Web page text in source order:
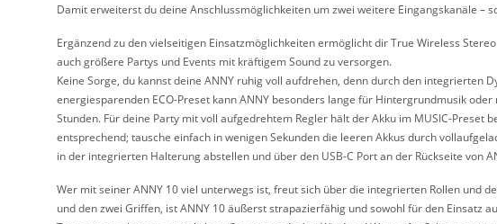
Damit erweiterst du deine Anschlussmöglichkeiten um zwei weitere Eingangskanäle –
Ergänzend zu den vielseitigen Einsatzmöglichkeiten ermöglicht dir True Wireless
auch größere Partys und Events mit kräftigem Sound zu versorgen.
Keine Sorge, du kannst deine ANNY ruhig voll aufdrehen, denn durch den
energiesparenden ECO-Preset kann ANNY besonders lange für Hintergrundmusik
Stunden. Für deine Party mit voll aufgedrehtem Regler hält der Akku im MUSIC-
entsprechend; tausche einfach in wenigen Sekunden die leeren Akkus durch
in der integrierten Halterung abstellen und über den USB-C Port an der Rückseite von
Wer mit seiner ANNY 10 viel unterwegs ist, freut sich über die integrierten Rollen und
und den zwei Griffen, ist ANNY 10 äußerst strapazierfähig und sowohl für den Einsatz